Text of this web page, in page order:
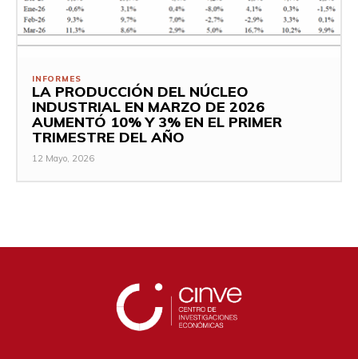
INFORMES
LA PRODUCCIÓN DEL NÚCLEO
INDUSTRIAL EN MARZO DE 2026
AUMENTÓ 10% Y 3% EN EL PRIMER
TRIMESTRE DEL AÑO
12 Mayo, 2026